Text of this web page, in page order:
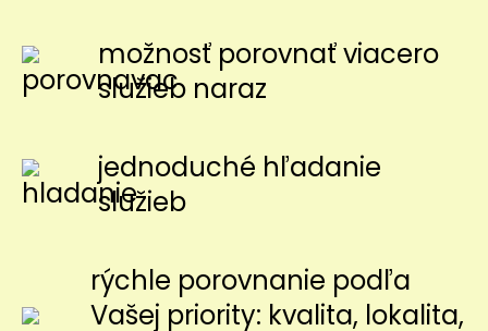
možnosť porovnať viacero
služieb naraz
jednoduché hľadanie
služieb
rýchle porovnanie podľa
Vašej priority: kvalita, lokalita,